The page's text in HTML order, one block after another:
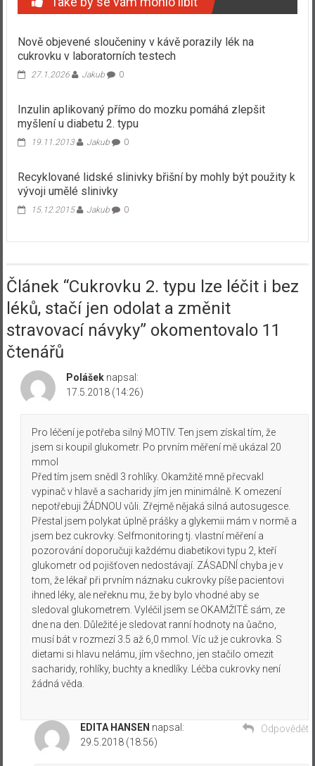
Nově objevené sloučeniny v kávě porazily lék na
cukrovku v laboratorních testech
27.1.2026 Jakub 0
Inzulin aplikovaný přímo do mozku pomáhá zlepšit
myšlení u diabetu 2. typu
19.11.2013 Jakub 0
Recyklované lidské slinivky břišní by mohly být použity k
vývoji umělé slinivky
15.12.2015 Jakub 0
Článek “Cukrovku 2. typu lze léčit i bez
léků, stačí jen odolat a změnit
stravovací návyky” okomentovalo 11
čtenářů
Polášek napsal:
17.5.2018 (14:26)
Pro léčení je potřeba silný MOTIV. Ten jsem získal tím, že
jsem si koupil glukometr. Po prvním měření mě ukázal 20
mmol
Před tím jsem snědl 3 rohlíky. Okamžitě mně přecvakl
vypinač v hlavě a sacharidy jím jen minimálně. K omezení
nepotřebuji ŽÁDNOU vůli. Zřejmě nějaká silná autosugesce.
Přestal jsem polykat úplně prášky a glykemii mám v normě a
jsem bez cukrovky. Selfmonitoring tj. vlastní měření a
pozorování doporučuji každému diabetikovi typu 2, kteří
glukometr od pojišťoven nedostávají. ZÁSADNÍ chyba je v
tom, že lékař při prvním náznaku cukrovky píše pacientovi
ihned léky, ale neřeknu mu, že by bylo vhodné aby se
sledoval glukometrem. Vyléčil jsem se OKAMŽITĚ sám, ze
dne na den. Důležité je sledovat ranní hodnoty na ůačno,
musí bát v rozmezí 3.5 až 6,0 mmol. Víc už je cukrovka. S
dietami si hlavu nelámu, jím všechno, jen stačilo omezit
sacharidy, rohlíky, buchty a knedlíky. Léčba cukrovky není
žádná věda.
Odpovědět
EDITA HANSEN napsal:
29.5.2018 (18:56)